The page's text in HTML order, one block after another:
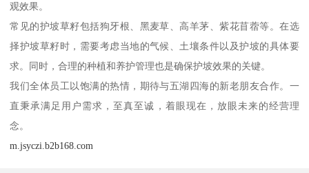
观效果。
常见的护坡草籽包括狗牙根、黑麦草、高羊茅、紫花苜蓿等。在选
择护坡草籽时，需要考虑当地的气候、土壤条件以及护坡的具体要
求。同时，合理的种植和养护管理也是确保护坡效果的关键。
我们全体员工以饱满的热情，期待与五湖四海的新老朋友合作。一
直秉承满足用户需求，至真至诚，着眼现在，放眼未来的经营理
念。
m.jsyczi.b2b168.com